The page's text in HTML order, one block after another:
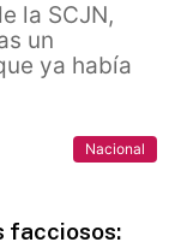
la SCJN,
un
ya había
Nacional
facciosos: